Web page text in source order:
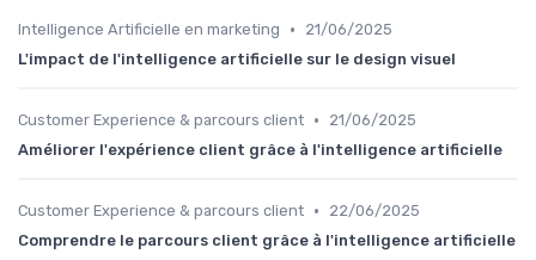
Intelligence Artificielle en marketing •
21/06/2025
L'impact de l'intelligence artificielle sur le design visuel
Customer Experience & parcours client •
21/06/2025
Améliorer l'expérience client grâce à l'intelligence artificielle
Customer Experience & parcours client •
22/06/2025
Comprendre le parcours client grâce à l'intelligence artificielle